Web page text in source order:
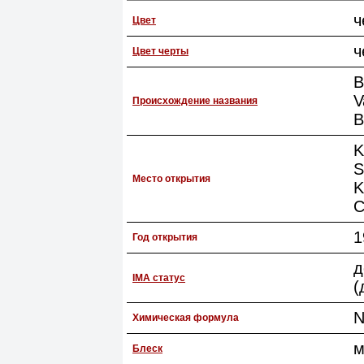
Цвет
Цвет черты
Происхождение названия
Место открытия
Год открытия
IMA статус
Химическая формула
Блеск